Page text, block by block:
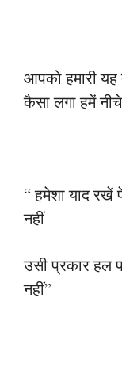
आपको हमारी यह
कैसा लगा हमें
“ हमेशा याद
नहीं
उसी प्रकार हल
नहीं”